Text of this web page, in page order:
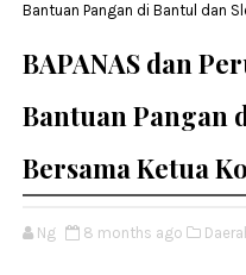
Bantuan Pangan di Bantul dan
BAPANAS dan
Bantuan Pangan
Bersama Ketua
Ng 8 months ago